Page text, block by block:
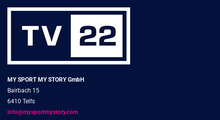
MY SPORT MY STORY GmbH
Bairbach 15
6410 Telfs
info@mysportmystory.com